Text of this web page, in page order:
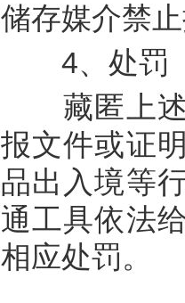
储存媒介禁
4、处罚
藏匿上述
报文件或证
品出入境等
通工具依法
相应处罚。